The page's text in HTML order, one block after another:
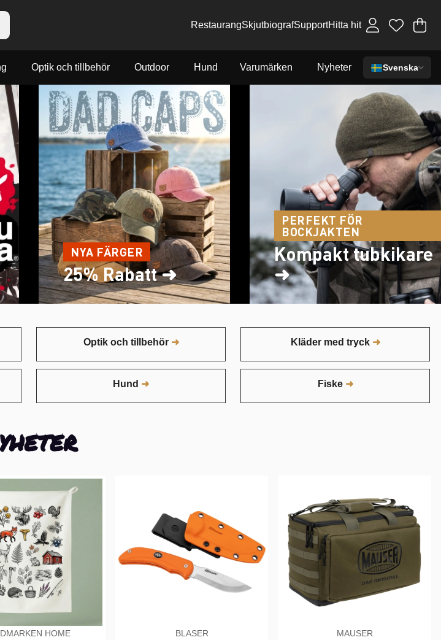
RestaurangSkjutbiografSupportHitta hit .
Optik och tillbehör Outdoor Hund Varumärken Nyheter Svenska
NYA FÄRGER
25% Rabatt ➜
PERFEKT FÖR
BOCKJAKTEN
Kompakt tubkikare
➜
Optik och tillbehör Kläder med tryck
Hund Fiske
HOME BLASER MAUSER